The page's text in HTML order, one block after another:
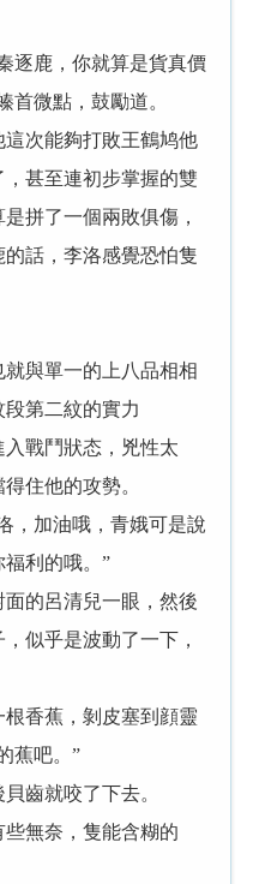
鹿，你就算是貨真價
首微點，鼓勵道。
次能夠打敗王鶴鸠他
甚至連初步掌握的雙
拼了一個兩敗俱傷，
話，李洛感覺恐怕隻
與單一的上八品相相
第二紋的實力
戰鬥狀态，兇性太
住他的攻勢。
加油哦，青娥可是說
利的哦。”
的呂清兒一眼，然後
似乎是波動了一下，
香蕉，剝皮塞到顔靈
蕉吧。”
齒就咬了下去。
無奈，隻能含糊的